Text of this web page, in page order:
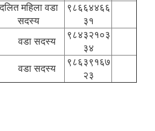
महिला वडा
सदस्य
९८६६४४६६
३१
वडा सदस्य
९८४३२१०३
३४
वडा सदस्य
९८६३९१६७
२३